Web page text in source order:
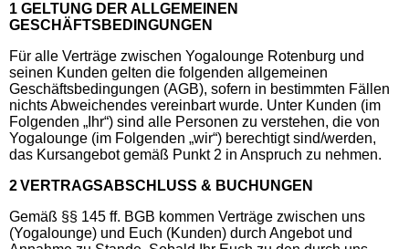
1 GELTUNG DER ALLGEMEINEN
GESCHÄFTSBEDINGUNGEN
Für alle Verträge zwischen Yogalounge Rotenburg und
seinen Kunden gelten die folgenden allgemeinen
Geschäftsbedingungen (AGB), sofern in bestimmten Fällen
nichts Abweichendes vereinbart wurde. Unter Kunden (im
Folgenden „Ihr“) sind alle Personen zu verstehen, die von
Yogalounge (im Folgenden „wir“) berechtigt sind/werden,
das Kursangebot gemäß Punkt 2 in Anspruch zu nehmen.
2 VERTRAGSABSCHLUSS & BUCHUNGEN
Gemäß §§ 145 ff. BGB kommen Verträge zwischen uns
(Yogalounge) und Euch (Kunden) durch Angebot und